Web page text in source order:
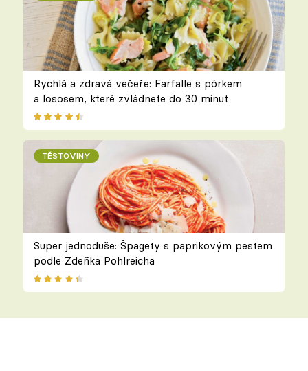
Rychlá a zdravá večeře: Farfalle s pórkem
a lososem, které zvládnete do 30 minut
TĚSTOVINY
Super jednoduše: Špagety s paprikovým pestem
podle Zdeňka Pohlreicha